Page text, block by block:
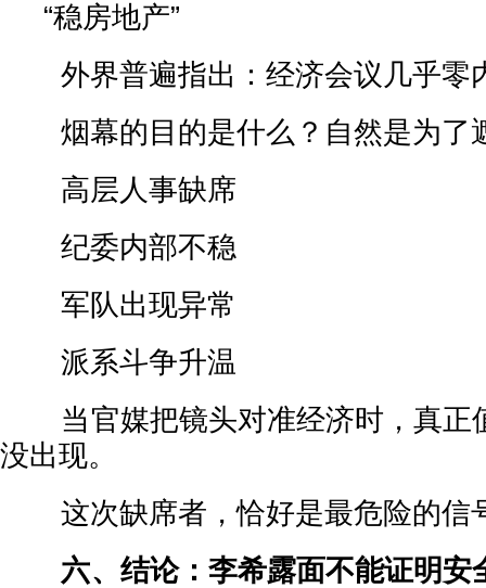
“稳房地产”
外界普遍指出：经济会议几乎零
烟幕的目的是什么？自然是为了
高层人事缺席
纪委内部不稳
军队出现异常
派系斗争升温
当官媒把镜头对准经济时，真正
没出现。
这次缺席者，恰好是最危险的信
六、结论：李希露面不能证明安